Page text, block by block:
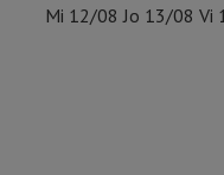
Mi 12/08 Jo 13/08 Vi